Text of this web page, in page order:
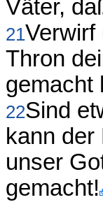
Väter,
21Verwirf
Thron
gemacht
22Sind
kann
unser
gemacht!